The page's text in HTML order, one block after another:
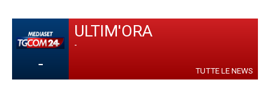
-
ULTIM'ORA
-
TUTTE LE NEWS